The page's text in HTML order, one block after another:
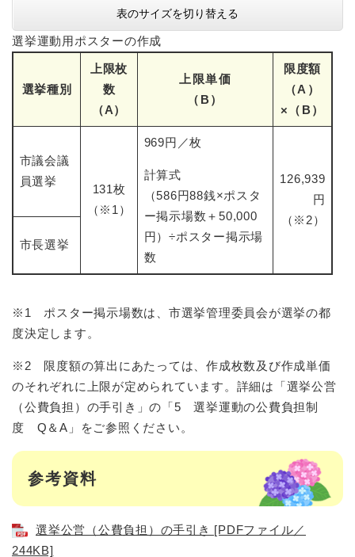
表のサイズを切り替える
選挙運動用ポスターの作成
選挙種別
上限枚
数
（A）
上限単価
（B）
限度額
（A）
×（B）
市議会議
員選挙
131枚
（※1）
969円／枚
計算式
（586円88銭×ポスタ
ー掲示場数＋50,000
円）÷ポスター掲示場
数
126,939
円
（※2）
市長選挙
※1 ポスター掲示場数は、市選挙管理委員会が選挙の都
度決定します。
※2 限度額の算出にあたっては、作成枚数及び作成単価
のそれぞれに上限が定められています。詳細は「選挙公営
（公費負担）の手引き」の「5 選挙運動の公費負担制
度 Q＆A」をご参照ください。
参考資料
選挙公営（公費負担）の手引き [PDFファイル／
244KB]